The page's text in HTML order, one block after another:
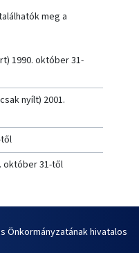
meg a
1990. október 31-
nyílt) 2001.
október 31-től
Önkormányzatának hivatalos